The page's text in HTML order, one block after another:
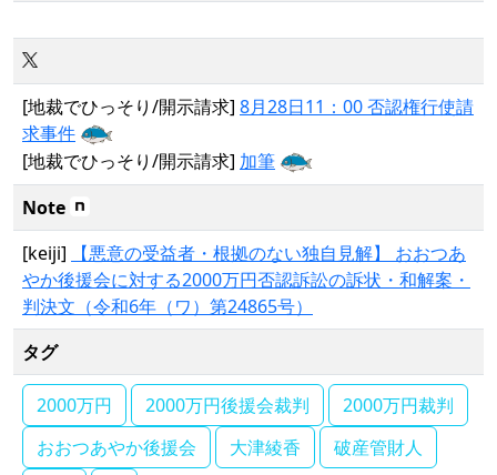
[地裁でひっそり/開示請求] 8月28日11：00 否認権行使請
求事件
[地裁でひっそり/開示請求] 加筆
Note
[keiji]
【悪意の受益者・根拠のない独自見解】 おおつあ
やか後援会に対する2000万円否認訴訟の訴状・和解案・
判決文（令和6年（ワ）第24865号）
タグ
2000万円 2000万円後援会裁判
2000万円裁判
おおつあやか後援会
大津綾香
破産管財人